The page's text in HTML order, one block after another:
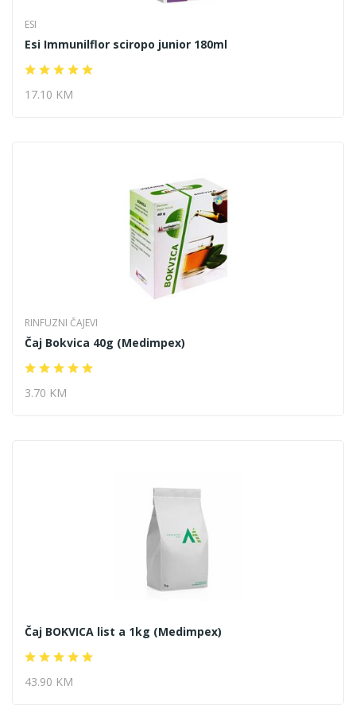
ESI
Esi Immunilflor sciropo junior 180ml
17.10 KM
RINFUZNI ČAJEVI
Čaj Bokvica 40g (Medimpex)
3.70 KM
Čaj BOKVICA list a 1kg (Medimpex)
43.90 KM